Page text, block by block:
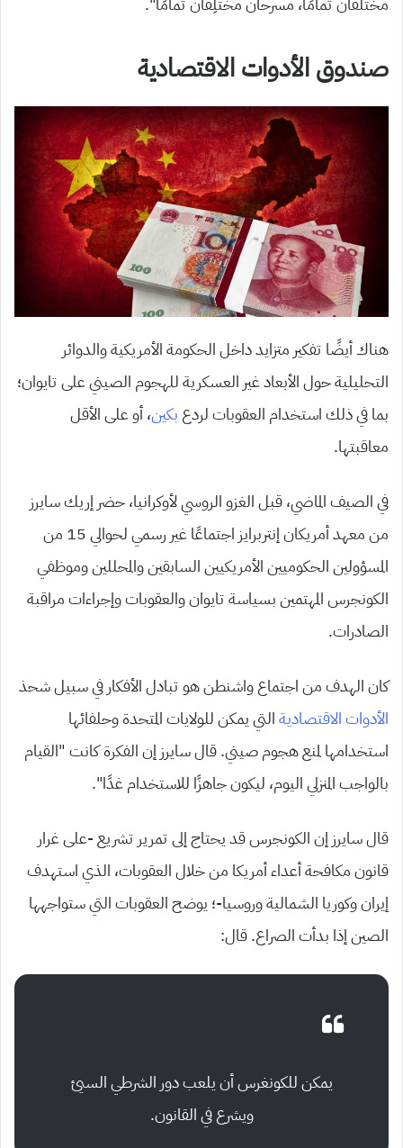
صندوق الأدوات الاقتصادية
هناك أيضًا تفكير متزايد داخل الحكومة الأمريكية والدوائر
التحليلية حول الأبعاد غير العسكرية للهجوم الصيني على تايوان؛
بما في ذلك استخدام العقوبات لردعبكين، أو على الأقل
معاقبتها.
في الصيف الماضي، قبل الغزو الروسي لأوكرانيا، حضر إريك سايرز
من معهد أمريكان إنتربرايز اجتماعًا غير رسمي لحوالي 15 من
المسؤولين الحكوميين الأمريكيين السابقين والمحللين وموظفي
الكونجرس المهتمين بسياسة تايوان والعقوبات وإجراءات مراقبة
الصادرات.
كان الهدف من اجتماع واشنطن هو تبادل الأفكار في سبيل شحذ
الأدوات الاقتصاديةالتي يمكن للولايات المتحدة وحلفائها
استخدامها لمنع هجوم صيني. قال سايرز إن الفكرة كانت “القيام
بالواجب المنزلي اليوم، ليكون جاهزًا للاستخدام غدًا”.
قال سايرز إن الكونجرس قد يحتاج إلى تمرير تشريع -على غرار
قانون مكافحة أعداء أمريكا من خلال العقوبات، الذي استهدف
إيران وكوريا الشمالية وروسيا-؛ يوضح العقوبات التي ستواجهها
الصين إذا بدأت الصراع. قال:
يمكن للكونغرس أن يلعب دور الشرطي السيئ
ويشرع في القانون.